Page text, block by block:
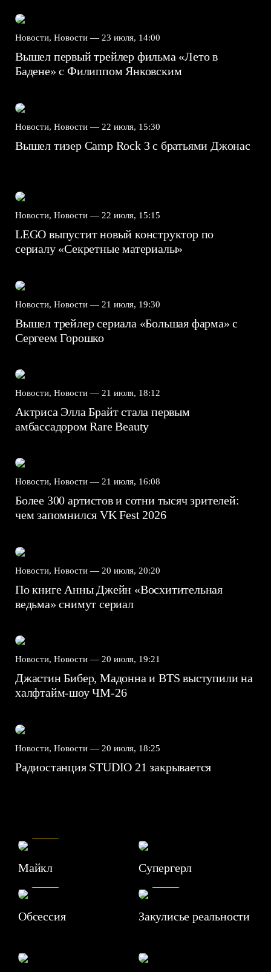
Новости, Новости — 23 июля, 14:00
Вышел первый трейлер фильма «Лето в
Бадене» с Филиппом Янковским
Новости, Новости — 22 июля, 15:30
Вышел тизер Camp Rock 3 с братьями Джонас
Новости, Новости — 22 июля, 15:15
LEGO выпустит новый конструктор по
сериалу «Секретные материалы»
Новости, Новости — 21 июля, 19:30
Вышел трейлер сериала «Большая фарма» с
Сергеем Горошко
Новости, Новости — 21 июля, 18:12
Актриса Элла Брайт стала первым
амбассадором Rare Beauty
Новости, Новости — 21 июля, 16:08
Более 300 артистов и сотни тысяч зрителей:
чем запомнился VK Fest 2026
Новости, Новости — 20 июля, 20:20
По книге Анны Джейн «Восхитительная
ведьма» снимут сериал
Новости, Новости — 20 июля, 19:21
Джастин Бибер, Мадонна и BTS выступили на
халфтайм-шоу ЧМ-26
Новости, Новости — 20 июля, 18:25
Радиостанция STUDIO 21 закрывается
Майкл Супергерл
Обсессия
7.1
Закулисье реальности